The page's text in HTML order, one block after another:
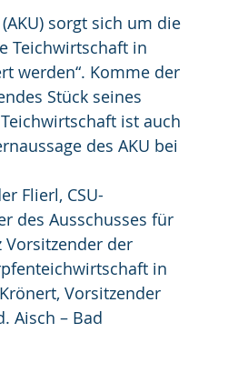
sorgt sich um die
Teichwirtschaft in
werden“. Komme der
Stück seines
ist auch
des AKU bei
Flierl, CSU-
des Ausschusses für
der
in
Vorsitzender
Aisch – Bad